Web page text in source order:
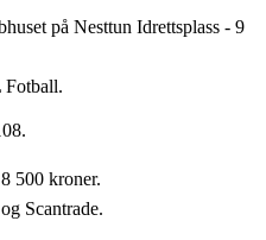
på Nesttun Idrettsplass - 9
Fotball.
500 kroner.
Scantrade.